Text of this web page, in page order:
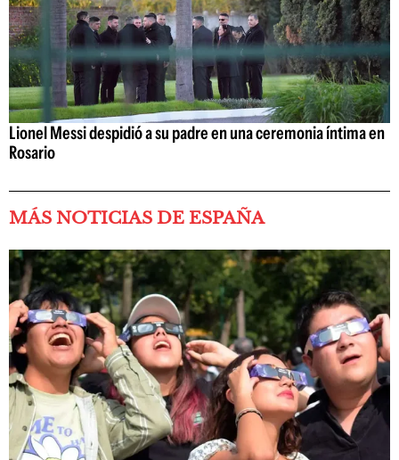
Lionel Messi despidió a su padre en una ceremonia íntima en
Rosario
MÁS NOTICIAS DE ESPAÑA